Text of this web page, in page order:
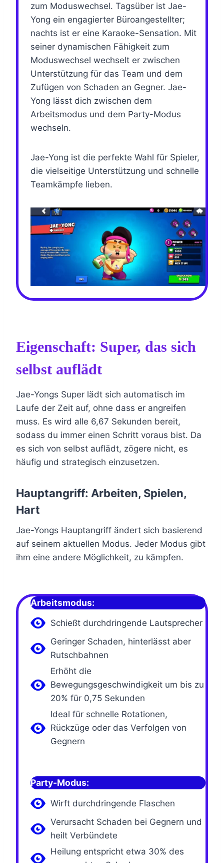
zum Moduswechsel. Tagsüber ist Jae-
Yong ein engagierter Büroangestellter;
nachts ist er eine Karaoke-Sensation. Mit
seiner dynamischen Fähigkeit zum
Moduswechsel wechselt er zwischen
Unterstützung für das Team und dem
Zufügen von Schaden an Gegner. Jae-
Yong lässt dich zwischen dem
Arbeitsmodus und dem Party-Modus
wechseln.
Jae-Yong ist die perfekte Wahl für Spieler,
die vielseitige Unterstützung und schnelle
Teamkämpfe lieben.
Eigenschaft: Super, das sich
selbst auflädt
Jae-Yongs Super lädt sich automatisch im
Laufe der Zeit auf, ohne dass er angreifen
muss. Es wird alle 6,67 Sekunden bereit,
sodass du immer einen Schritt voraus bist. Da
es sich von selbst auflädt, zögere nicht, es
häufig und strategisch einzusetzen.
Hauptangriff: Arbeiten, Spielen,
Hart
Jae-Yongs Hauptangriff ändert sich basierend
auf seinem aktuellen Modus. Jeder Modus gibt
ihm eine andere Möglichkeit, zu kämpfen.
Arbeitsmodus:
Schießt durchdringende Lautsprecher
Geringer Schaden, hinterlässt aber
Rutschbahnen
Erhöht die
Bewegungsgeschwindigkeit um bis zu
20% für 0,75 Sekunden
Ideal für schnelle Rotationen,
Rückzüge oder das Verfolgen von
Gegnern
Party-Modus:
Wirft durchdringende Flaschen
Verursacht Schaden bei Gegnern und
heilt Verbündete
Heilung entspricht etwa 30% des